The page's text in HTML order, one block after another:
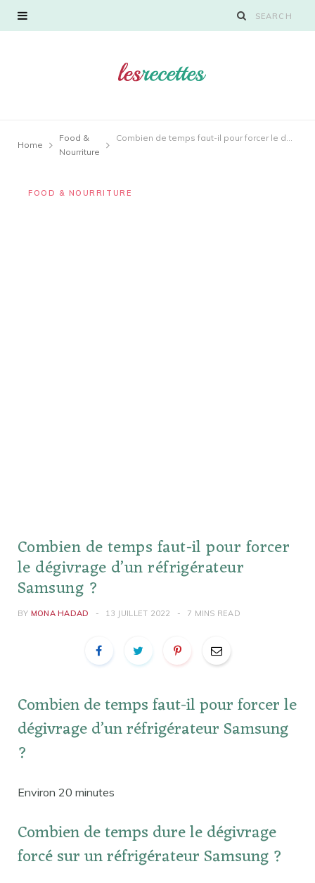
Home
Food &
Nourriture
Combien de temps faut-il pour forcer le dégivrage d’un réfrigérateur Samsung ?
FOOD & NOURRITURE
Combien de temps faut-il pour forcer
le dégivrage d’un réfrigérateur
Samsung ?
BY MONA HADAD 13 JUILLET 2022 7 MINS READ
Combien de temps faut-il pour forcer le
dégivrage d’un réfrigérateur Samsung
?
Environ 20 minutes
Combien de temps dure le dégivrage
forcé sur un réfrigérateur Samsung ?